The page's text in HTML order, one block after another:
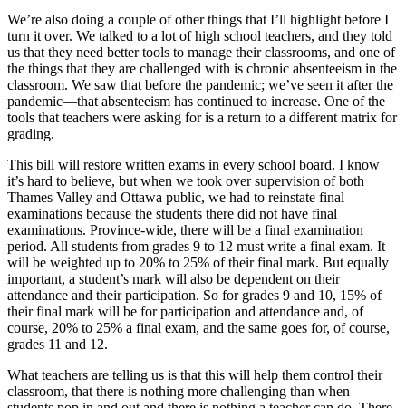
We’re also doing a couple of other things that I’ll highlight before I
turn it over. We talked to a lot of high school teachers, and they told
us that they need better tools to manage their classrooms, and one of
the things that they are challenged with is chronic absenteeism in the
classroom. We saw that before the pandemic; we’ve seen it after the
pandemic—that absenteeism has continued to increase. One of the
tools that teachers were asking for is a return to a different matrix for
grading.
This bill will restore written exams in every school board. I know
it’s hard to believe, but when we took over supervision of both
Thames Valley and Ottawa public, we had to reinstate final
examinations because the students there did not have final
examinations. Province-wide, there will be a final examination
period. All students from grades 9 to 12 must write a final exam. It
will be weighted up to 20% to 25% of their final mark. But equally
important, a student’s mark will also be dependent on their
attendance and their participation. So for grades 9 and 10, 15% of
their final mark will be for participation and attendance and, of
course, 20% to 25% a final exam, and the same goes for, of course,
grades 11 and 12.
What teachers are telling us is that this will help them control their
classroom, that there is nothing more challenging than when